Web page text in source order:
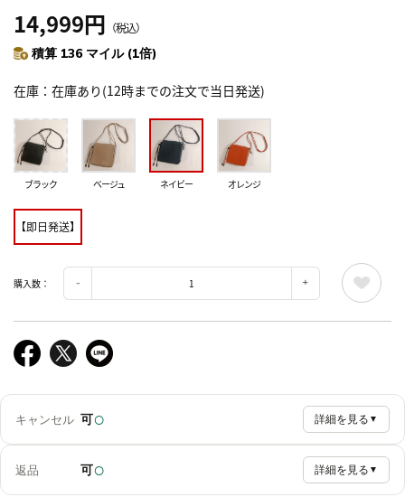
14,999円 （税込）
積算 136 マイル (1倍)
在庫 在庫あり(12時までの注文で当日発送)
ブラック ベージュ ネイビー オレンジ
【即日発送】
購入数：
キャンセル 可○ 詳細を見る ▼
返品 可○ 詳細を見る ▼